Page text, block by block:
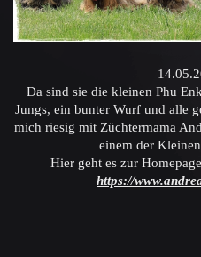
Da sind sie die kleinen Phu
Jungs, ein bunter Wurf und alle
mich riesig mit Züchtermama
einem der
Hier geht es zur
https://